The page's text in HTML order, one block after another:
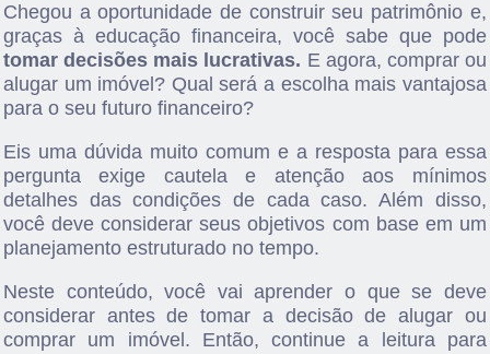
Chegou a oportunidade de construir seu patrimônio e,
graças à educação financeira, você sabe que pode
tomar decisões mais lucrativas. E agora, comprar ou
alugar um imóvel? Qual será a escolha mais vantajosa
para o seu futuro financeiro?
Eis uma dúvida muito comum e a resposta para essa
pergunta exige cautela e atenção aos mínimos
detalhes das condições de cada caso. Além disso,
você deve considerar seus objetivos com base em um
planejamento estruturado no tempo.
Neste conteúdo, você vai aprender o que se deve
considerar antes de tomar a decisão de alugar ou
comprar um imóvel. Então, continue a leitura para